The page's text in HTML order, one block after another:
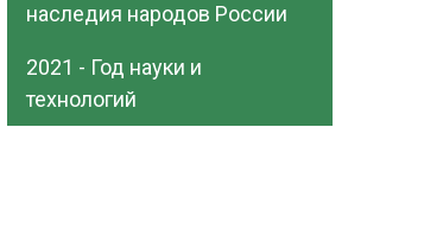
наследия народов России
2021 - Год науки и
технологий